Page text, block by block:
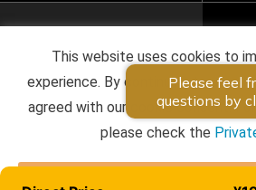
Copyright ©2026 HOTEL HAKUBA
reserved.
This website uses cookies to
experience. By continuing to use
agreed with our cookie consent.
please check the